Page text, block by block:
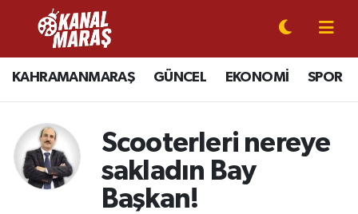
KAHRAMANMARAŞ GÜNCEL EKONOMİ SPOR
Scooterleri nereye
sakladın Bay
Başkan!
CANLI YAYIN
KAHRAMANMARAŞ
GÜNCEL
SPOR
Kahramanmaraş Nöbetçi Eczaneler
Kahramanmaraş Hava Durumu
Kahramanmaraş Namaz Vakitleri
Kahramanmaraş Trafik Yoğunluk Haritası